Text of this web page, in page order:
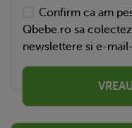
Confirm ca am
Qbebe.ro sa
newslettere si e-